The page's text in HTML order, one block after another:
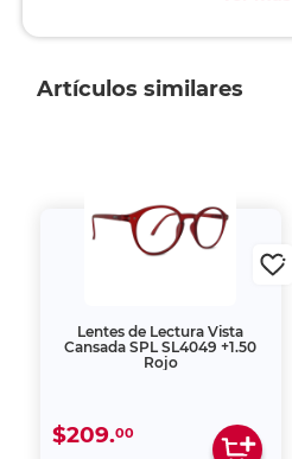
Artículos similares
Lentes de Lectura Vista
Cansada SPL SL4049 +1.50
Rojo
$209.00